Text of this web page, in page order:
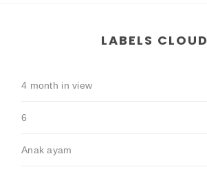
LABELS CLOUD
4 month in view
6
Anak ayam